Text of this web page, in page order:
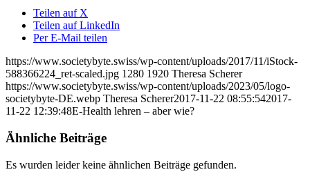
Teilen auf X
Teilen auf LinkedIn
Per E-Mail teilen
https://www.societybyte.swiss/wp-content/uploads/2017/11/iStock-
588366224_ret-scaled.jpg 1280 1920 Theresa Scherer
https://www.societybyte.swiss/wp-content/uploads/2023/05/logo-
societybyte-DE.webp Theresa Scherer2017-11-22 08:55:542017-
11-22 12:39:48E-Health lehren – aber wie?
Ähnliche Beiträge
Es wurden leider keine ähnlichen Beiträge gefunden.